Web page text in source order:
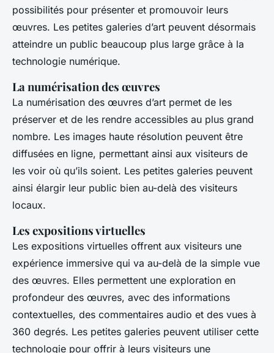
possibilités pour présenter et promouvoir leurs
œuvres. Les petites galeries d’art peuvent désormais
atteindre un public beaucoup plus large grâce à la
technologie numérique.
La numérisation des œuvres
La numérisation des œuvres d’art permet de les
préserver et de les rendre accessibles au plus grand
nombre. Les images haute résolution peuvent être
diffusées en ligne, permettant ainsi aux visiteurs de
les voir où qu’ils soient. Les petites galeries peuvent
ainsi élargir leur public bien au-delà des visiteurs
locaux.
Les expositions virtuelles
Les expositions virtuelles offrent aux visiteurs une
expérience immersive qui va au-delà de la simple vue
des œuvres. Elles permettent une exploration en
profondeur des œuvres, avec des informations
contextuelles, des commentaires audio et des vues à
360 degrés. Les petites galeries peuvent utiliser cette
technologie pour offrir à leurs visiteurs une